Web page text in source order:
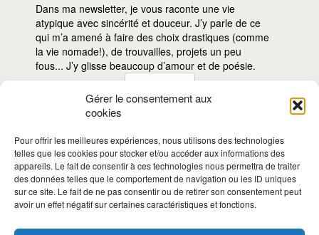
Gérer le consentement aux
cookies
Pour offrir les meilleures expériences, nous utilisons des technologies
telles que les cookies pour stocker et/ou accéder aux informations des
appareils. Le fait de consentir à ces technologies nous permettra de traiter
des données telles que le comportement de navigation ou les ID uniques
sur ce site. Le fait de ne pas consentir ou de retirer son consentement peut
avoir un effet négatif sur certaines caractéristiques et fonctions.
Dans ma newsletter, je vous raconte une vie
atypique avec sincérité et douceur. J’y parle de ce
qui m’a amené à faire des choix drastiques (comme
la vie nomade!), de trouvailles, projets un peu
fous... J’y glisse beaucoup d’amour et de poésie.
m'inscris!